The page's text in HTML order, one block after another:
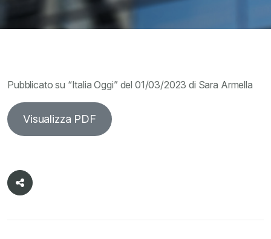
Pubblicato su “Italia Oggi” del 01/03/2023 di Sara Armella
Visualizza PDF